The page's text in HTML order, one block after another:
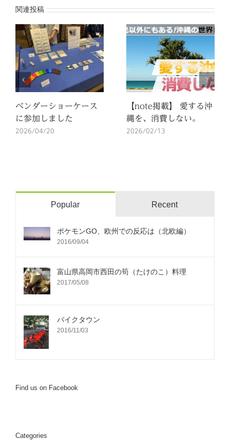
関連投稿
ベンダーショーケース
に参加しました
2026/04/20
【note掲載】 愛する沖
縄を、消費しない。
2026/02/13
Popular Recent
ポケモンGO、欧州での反応は（北欧編）
2016/09/04
富山県高岡市西田の筍（たけのこ）料理
2017/05/08
バイクタウン
2016/11/03
Find us on Facebook
Categories